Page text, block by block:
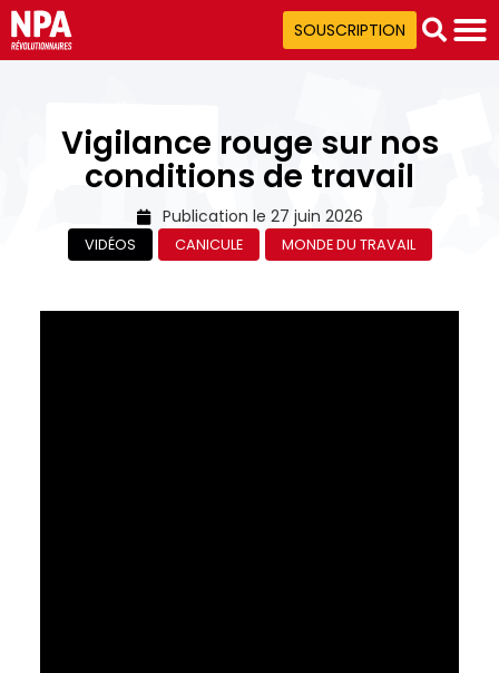
SOUSCRIPTION
Vigilance rouge sur nos
conditions de travail
Publication le 27 juin 2026
VIDÉOS CANICULE MONDE DU TRAVAIL